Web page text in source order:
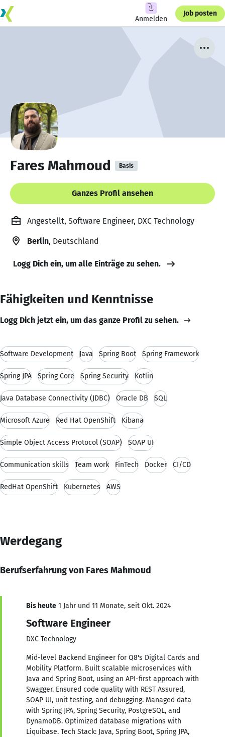
Anmelden
Job posten
Fares Mahmoud Basis
Ganzes Profil ansehen
Angestellt, Software Engineer, DXC Technology
Berlin, Deutschland
Logg Dich ein, um alle Einträge zu sehen.
Fähigkeiten und Kenntnisse
Logg Dich jetzt ein, um das ganze Profil zu sehen.
Software Development Java Spring Boot Spring Framework
Spring JPA Spring Core Spring Security Kotlin
Java Database Connectivity (JDBC) Oracle DB SQL
Microsoft Azure Red Hat OpenShift Kibana
Simple Object Access Protocol (SOAP) SOAP UI
Communication skills Team work FinTech Docker CI/CD
RedHat OpenShift Kubernetes AWS
Werdegang
Berufserfahrung von Fares Mahmoud
Bis heute 1 Jahr und 11 Monate, seit Okt. 2024
Software Engineer
DXC Technology
Mid-level Backend Engineer for Q8's Digital Cards and
Mobility Platform. Built scalable microservices with
Java and Spring Boot, using an API-first approach with
Swagger. Ensured code quality with REST Assured,
SOAP UI, unit testing, and debugging. Managed data
with Spring JPA, Spring Security, PostgreSQL, and
DynamoDB. Optimized database migrations with
Liquibase. Tech Stack: Java, Spring Boot, Spring JPA,